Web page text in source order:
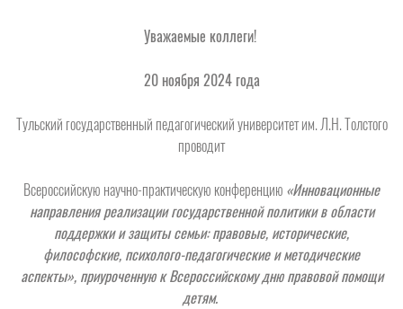
Уважаемые коллеги!
20 ноября 2024 года
Тульский государственный педагогический университет им. Л.Н. Толстого
проводит
Всероссийскую научно-практическую конференцию «Инновационные
направления реализации государственной политики в области
поддержки и защиты семьи:правовые, исторические,
философские, психолого-педагогические и методические
аспекты», приуроченную к Всероссийскому дню правовой помощи
детям.